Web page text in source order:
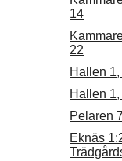
14
22
Hallen
Hallen
Pelaren
Eknäs